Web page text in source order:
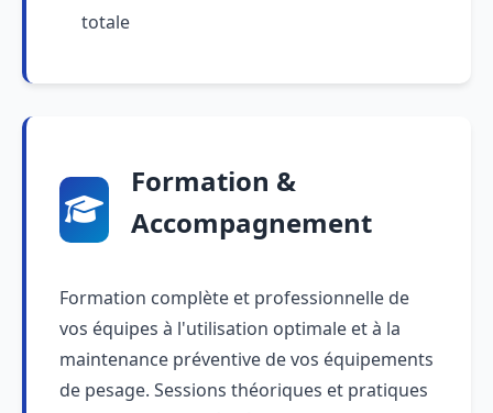
totale
Formation &
Accompagnement
Formation complète et professionnelle de
vos équipes à l'utilisation optimale et à la
maintenance préventive de vos équipements
de pesage. Sessions théoriques et pratiques